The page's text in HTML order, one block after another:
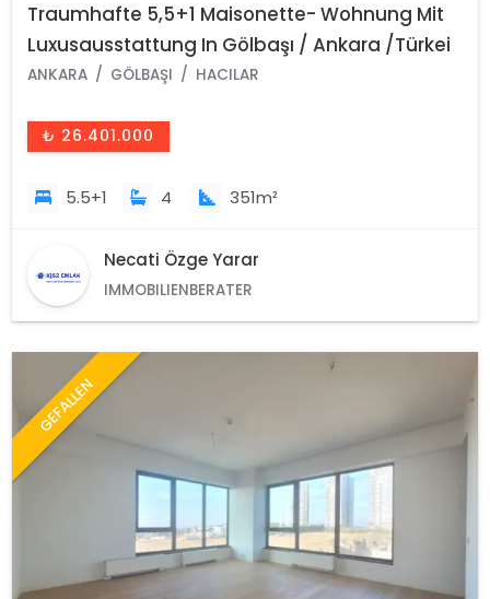
Traumhafte 5,5+1 Maisonette- Wohnung Mit
Luxusausstattung In Gölbaşı / Ankara /Türkei
ANKARA GÖLBAŞI HACILAR
₺ 26.401.000
5.5+1 4 351m²
Necati Özge Yarar
IMMOBILIENBERATER
GEFALLEN